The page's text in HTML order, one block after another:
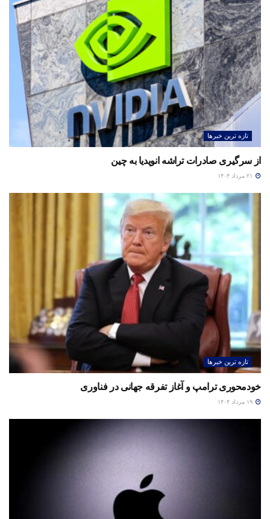
تازه ترین خبرها
از سرگیری صادرات تراشه انویدیا به چین
تازه ترین خبرها
خودمحوری ترامپ و آغاز تفرقه جهانی در فناوری